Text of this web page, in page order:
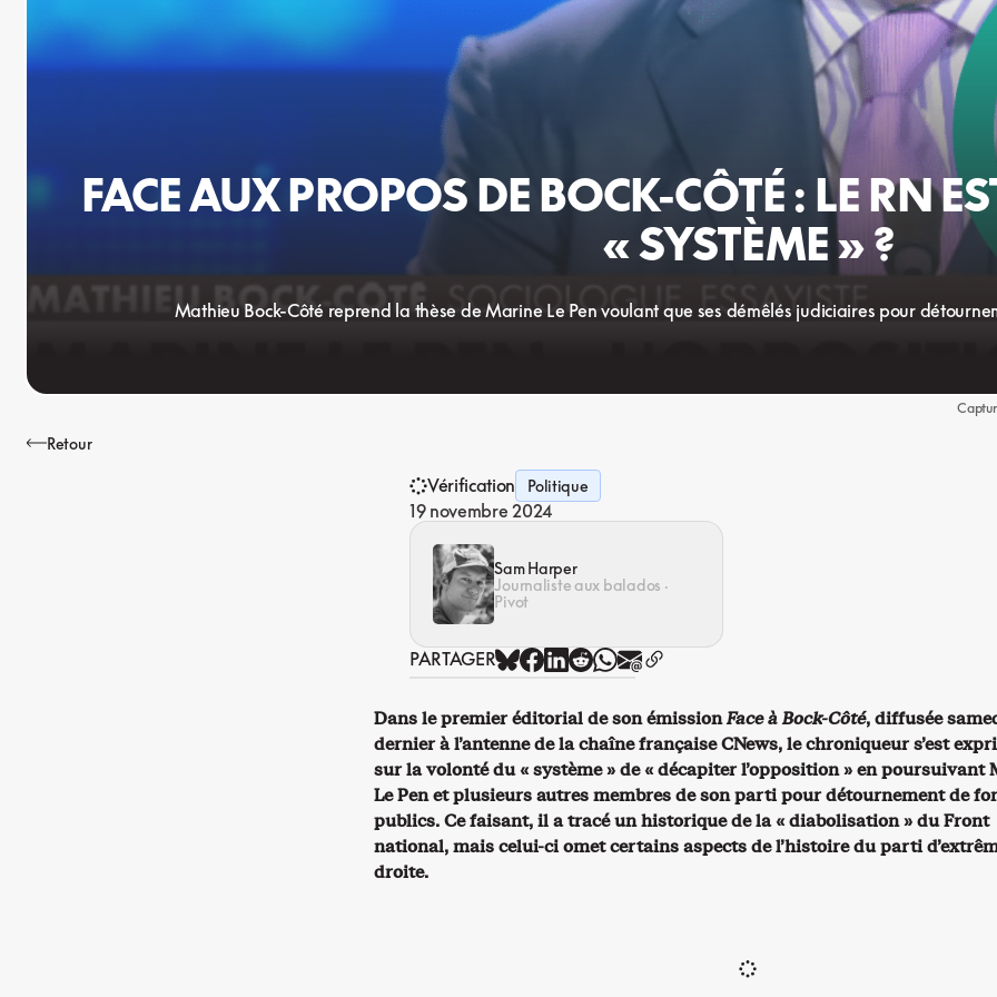
FACE AUX PROPOS DE BOCK-CÔTÉ : LE RN
« SYSTÈME » ?
Mathieu Bock-Côté reprend la thèse de Marine Le Pen voulant que ses démêlés judiciaires pour
Retour
Vérification Politique
19 novembre 2024
Sam Harper
Journaliste aux balados ·
Pivot
PARTAGER
Dans le premier éditorial de son émissionFace à Bock-Côté, diffusée
dernier à l’antenne de la chaîne française CNews, le chroniqueur s’est
sur la volonté du « système » de « décapiter l’opposition » en poursuivant
Le Pen et plusieurs autres membres de son parti pour détournement de
publics. Ce faisant, il a tracé un historique de la « diabolisation » du Front
national, mais celui-ci omet certains aspects de l’histoire du parti
droite.